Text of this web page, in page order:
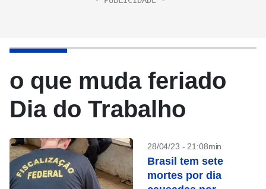
o que muda feriado
Dia do Trabalho
28/04/23 - 21:08min
Brasil tem sete
mortes por dia